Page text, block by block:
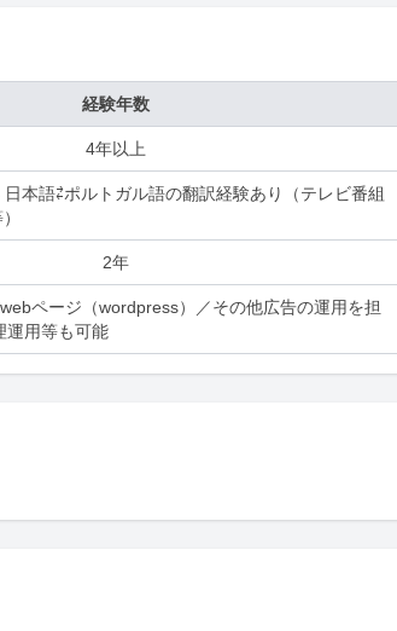
経験年数
4年以上
本語⇄ポルトガル語の翻訳経験あり（テレビ番組
2年
ページ（wordpress）／その他広告の運用を担
運用等も可能